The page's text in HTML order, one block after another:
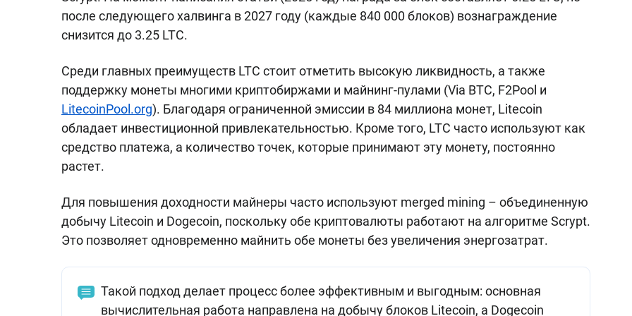
после следующего халвинга в 2027 году (каждые 840 000 блоков) вознаграждение
снизится до 3.25 LTC.
Среди главных преимуществ LTC стоит отметить высокую ликвидность, а также
поддержку монеты многими криптобиржами и майнинг-пулами (Via BTC, F2Pool и
LitecoinPool.org). Благодаря ограниченной эмиссии в 84 миллиона монет, Litecoin
обладает инвестиционной привлекательностью. Кроме того, LTC часто используют как
средство платежа, а количество точек, которые принимают эту монету, постоянно
растет.
Для повышения доходности майнеры часто используют merged mining – объединенную
добычу Litecoin и Dogecoin, поскольку обе криптовалюты работают на алгоритме Scrypt.
Это позволяет одновременно майнить обе монеты без увеличения энергозатрат.
Такой подход делает процесс более эффективным и выгодным: основная
вычислительная работа направлена на добычу блоков Litecoin, а Dogecoin